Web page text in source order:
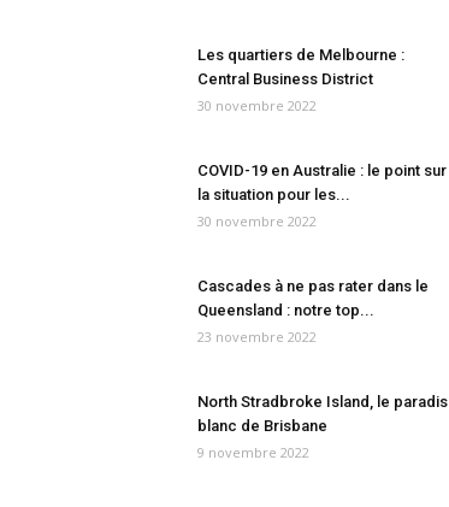
Les quartiers de Melbourne :
Central Business District
30 novembre 2022
COVID-19 en Australie : le point sur
la situation pour les...
30 novembre 2022
Cascades à ne pas rater dans le
Queensland : notre top...
23 novembre 2022
North Stradbroke Island, le paradis
blanc de Brisbane
9 novembre 2022